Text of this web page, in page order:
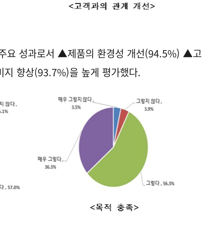
요 성과로서 ▲제품의 환경성 개선(94.5%) ▲고
향상(93.7%)을 높게 평가했다.